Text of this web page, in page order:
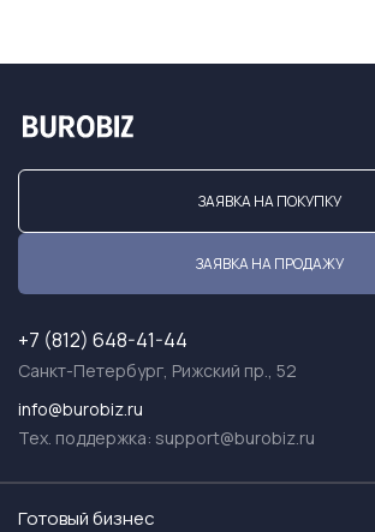
ЗАЯВКА НА ПОКУПКУ
ЗАЯВКА НА ПРОДАЖУ
+7 (812) 648-41-44
Санкт-Петербург, Рижский пр., 52
info@burobiz.ru
Тех. поддержка: support@burobiz.ru
Готовый бизнес